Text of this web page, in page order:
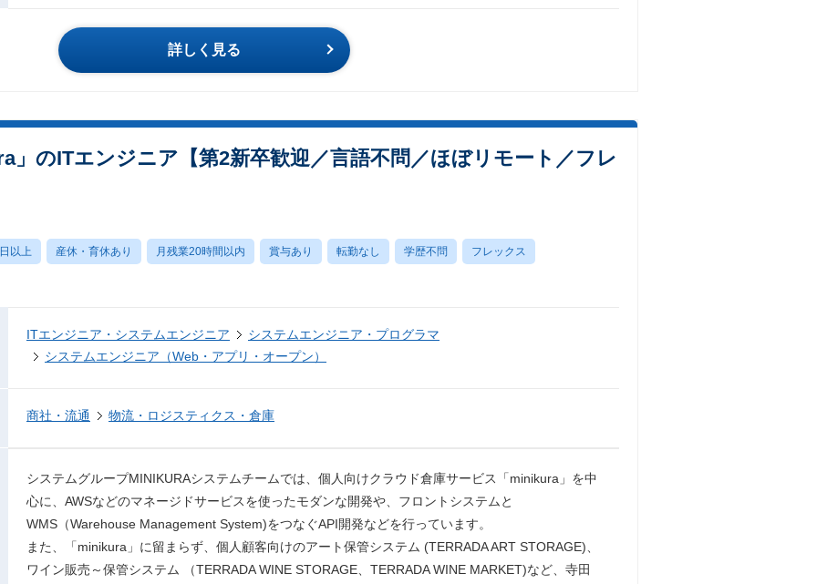
詳しく見る
」のITエンジニア【第2新卒歓迎／言語不問／ほぼリモート／フレ
以上 産休・育休あり 月残業20時間以内 賞与あり 転勤なし 学歴不問 フレックス
ITエンジニア・システムエンジニア
システムエンジニア・プログラマ
システムエンジニア（Web・アプリ・オープン）
商社・流通 物流・ロジスティクス・倉庫
システムグループMINIKURAシステムチームでは、個人向けクラウド倉庫サービス「minikura」を中
心に、AWSなどのマネージドサービスを使ったモダンな開発や、フロントシステムと
WMS（Warehouse Management System)をつなぐAPI開発などを行っています。
また、「minikura」に留まらず、個人顧客向けのアート保管システム (TERRADA ART STORAGE)、
ワイン販売～保管システム （TERRADA WINE STORAGE、TERRADA WINE MARKET)など、寺田